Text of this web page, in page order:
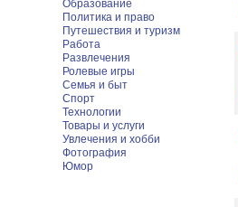
Образование
Политика и право
Путешествия и туризм
Работа
Развлечения
Ролевые игры
Семья и быт
Спорт
Технологии
Товары и услуги
Увлечения и хобби
Фотография
Юмор